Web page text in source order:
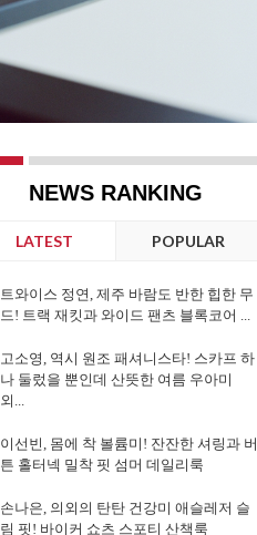
NEWS RANKING
LATEST POPULAR
트와이스 정연, 제주 바람도 반한 힙한 무
드! 트랙 재킷과 와이드 팬츠 블록코어 ...
고소영, 역시 원조 패셔니스타! 스카프 하
나 둘렀을 뿐인데 산뜻한 여름 우아미
외...
이선빈, 몸에 착 볼륨미! 잔잔한 셔링과 버
튼 홀터넥 밀착 핏 섬머 데일리룩
손나은, 의외의 탄탄 건강미 애슬레저 슬
림 핏! 바이커 쇼츠 스포티 산책룩